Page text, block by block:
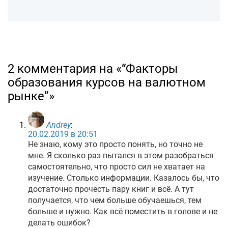
2 комментария на «“Факторы
образования курсов на валютном
рынке”»
Andrey:
20.02.2019 в 20:51
Не знаю, кому это просто понять, но точно не
мне. Я сколько раз пытался в этом разобраться
самостоятельно, что просто сил не хватает на
изучение. Столько информации. Казалось бы, что
достаточно прочесть пару книг и всё. А тут
получается, что чем больше обучаешься, тем
больше и нужно. Как всё поместить в голове и не
делать ошибок?